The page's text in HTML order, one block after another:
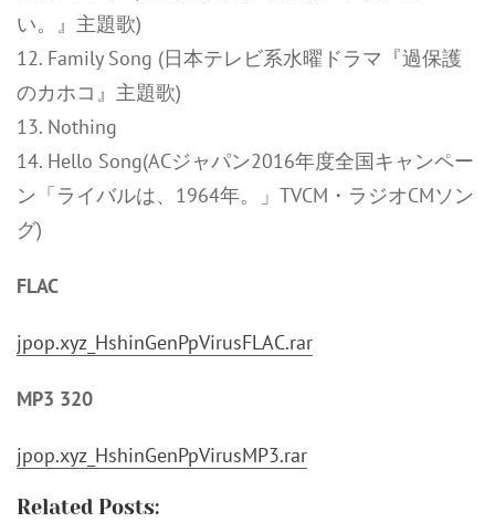
い。』主題歌)
12. Family Song (日本テレビ系水曜ドラマ『過保護
のカホコ』主題歌)
13. Nothing
14. Hello Song(ACジャパン2016年度全国キャンペー
ン「ライバルは、1964年。」TVCM・ラジオCMソン
グ)
FLAC
jpop.xyz_HshinGenPpVirusFLAC.rar
MP3 320
jpop.xyz_HshinGenPpVirusMP3.rar
Related Posts: